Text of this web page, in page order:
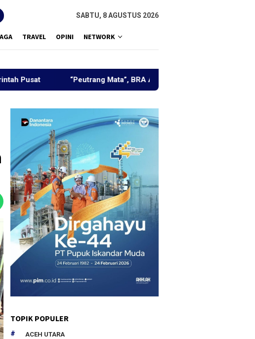
SABTU, 8 AGUSTUS 2026
TRAVEL OPINI NETWORK
“Peutrang Mata”, BRA Aceh Utara Himpun Berbagai Elemen
TOPIK POPULER
ACEH UTARA